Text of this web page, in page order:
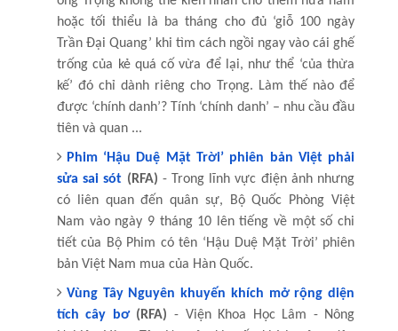
hoặc tối thiểu là ba tháng cho đủ ‘giỗ 100 ngày
Trần Đại Quang’ khi tìm cách ngồi ngay vào cái ghế
trống của kẻ quá cố vừa để lại, như thể ‘của thừa
kế’ đó chỉ dành riêng cho Trọng. Làm thế nào để
được ‘chính danh’? Tính ‘chính danh’ – nhu cầu đầu
tiên và quan ...
Phim ‘Hậu Duệ Mặt Trời’ phiên bản Việt phải
sửa sai sót (RFA) - Trong lĩnh vực điện ảnh nhưng
có liên quan đến quân sự, Bộ Quốc Phòng Việt
Nam vào ngày 9 tháng 10 lên tiếng về một số chi
tiết của Bộ Phim có tên ‘Hậu Duệ Mặt Trời’ phiên
bản Việt Nam mua của Hàn Quốc.
Vùng Tây Nguyên khuyến khích mở rộng diện
tích cây bơ(RFA) - Viện Khoa Học Lâm - Nông